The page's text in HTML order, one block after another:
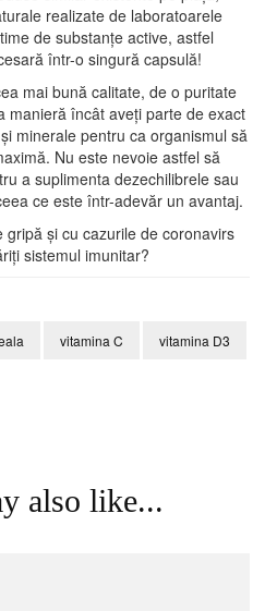
realizate de laboratoarele
de substanțe active, astfel
într-o singură capsulă!
mai bună calitate, de o puritate
manieră încât aveți parte de exact
minerale pentru ca organismul să
Nu este nevoie astfel să
a suplimenta dezechilibrele sau
ce este într-adevăr un avantaj.
și cu cazurile de coronavirs
sistemul imunitar?
vitamina C vitamina D3
also like...